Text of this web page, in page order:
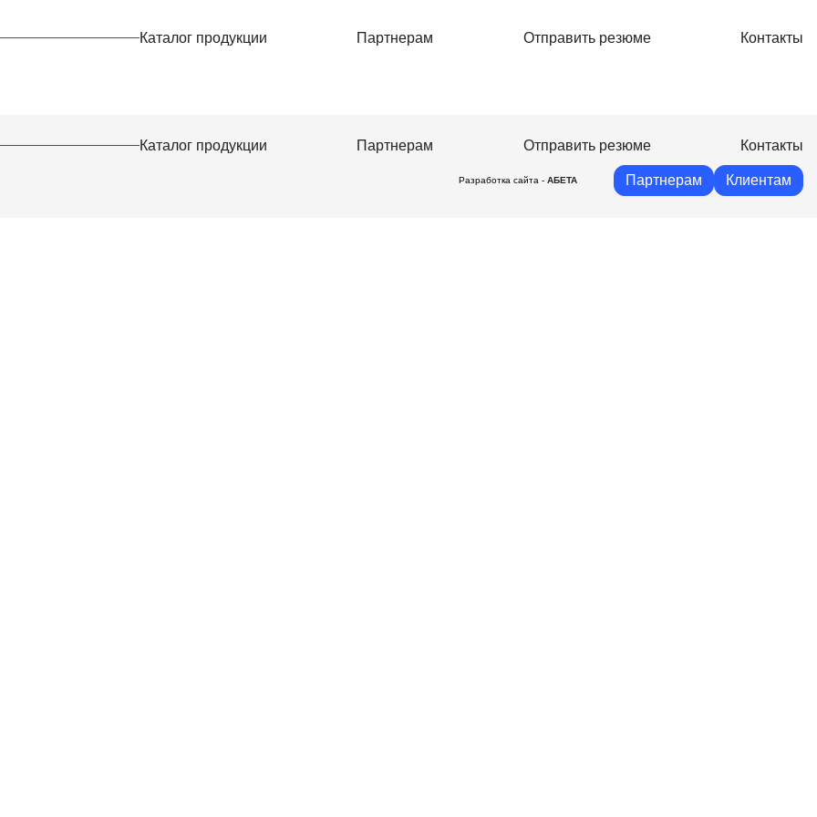
Каталог продукции Партнерам Отправить резюме Контакты
Каталог продукции Партнерам Отправить резюме Контакты
Разработка сайта - АБЕТА Партнерам Клиентам